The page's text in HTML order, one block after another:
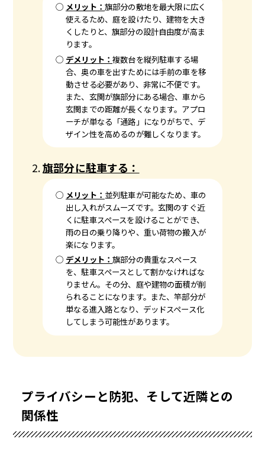
メリット： 旗部分の敷地を最大限に広く
使えるため、庭を設けたり、建物を大き
くしたりと、旗部分の設計自由度が高ま
ります。
デメリット：複数台を縦列駐車する場
合、奥の車を出すためには手前の車を移
動させる必要があり、非常に不便です。
また、玄関が旗部分にある場合、車から
玄関までの距離が長くなります。アプロ
ーチが単なる「通路」になりがちで、デ
ザイン性を高めるのが難しくなります。
旗部分に駐車する：
メリット： 並列駐車が可能なため、車の
出し入れがスムーズです。玄関のすぐ近
くに駐車スペースを設けることができ、
雨の日の乗り降りや、重い荷物の搬入が
楽になります。
デメリット：旗部分の貴重なスペース
を、駐車スペースとして割かなければな
りません。その分、庭や建物の面積が削
られることになります。また、竿部分が
単なる進入路となり、デッドスペース化
してしまう可能性があります。
プライバシーと防犯、そして近隣との
関係性